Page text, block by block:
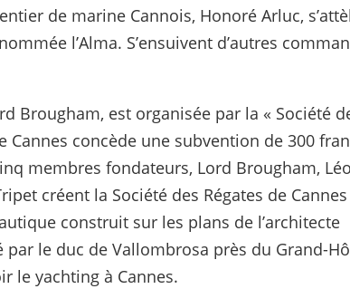
de marine Cannois, Honoré Arluc,
l’Alma. S’ensuivent d’autres
Brougham, est organisée par la « Société
Cannes concède une subvention de 300
membres fondateurs, Lord Brougham,
créent la Société des Régates de Cannes
construit sur les plans de l’architecte
le duc de Vallombrosa près du Grand-
le yachting à Cannes.